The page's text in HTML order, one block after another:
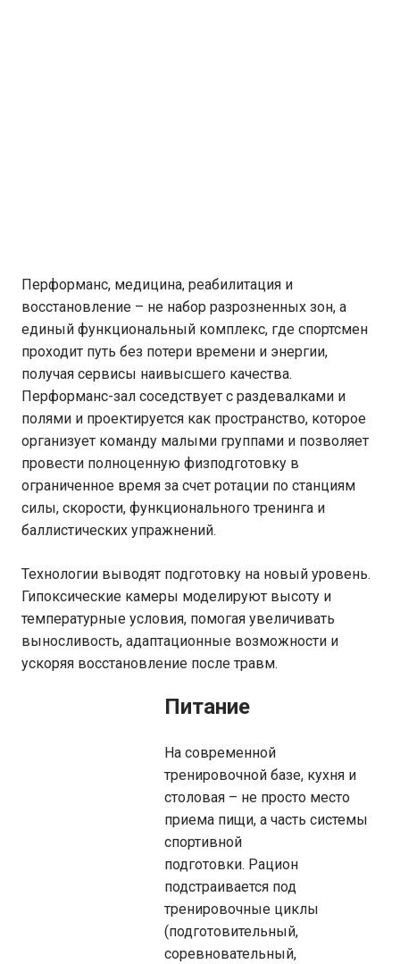
Перформанс, медицина, реабилитация и
восстановление – не набор разрозненных зон, а
единый функциональный комплекс, где спортсмен
проходит путь без потери времени и энергии,
получая сервисы наивысшего качества.
Перформанс-зал соседствует с раздевалками и
полями и проектируется как пространство, которое
организует команду малыми группами и позволяет
провести полноценную физподготовку в
ограниченное время за счет ротации по станциям
силы, скорости, функционального тренинга и
баллистических упражнений.
Технологии выводят подготовку на новый уровень.
Гипоксические камеры моделируют высоту и
температурные условия, помогая увеличивать
выносливость, адаптационные возможности и
ускоряя восстановление после травм.
Питание
На современной
тренировочной базе, кухня и
столовая – не просто место
приема пищи, а часть системы
спортивной
подготовки. Рацион
подстраивается под
тренировочные циклы
(подготовительный,
соревновательный,